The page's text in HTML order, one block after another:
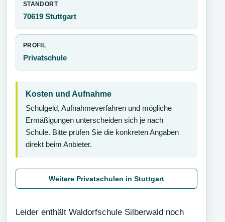
STANDORT
70619 Stuttgart
PROFIL
Privatschule
Kosten und Aufnahme
Schulgeld, Aufnahmeverfahren und mögliche
Ermäßigungen unterscheiden sich je nach
Schule. Bitte prüfen Sie die konkreten Angaben
direkt beim Anbieter.
Weitere Privatschulen in Stuttgart
Leider enthält Waldorfschule Silberwald noch